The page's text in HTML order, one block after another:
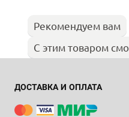
Рекомендуем вам
С этим товаром
ДОСТАВКА И ОПЛАТА